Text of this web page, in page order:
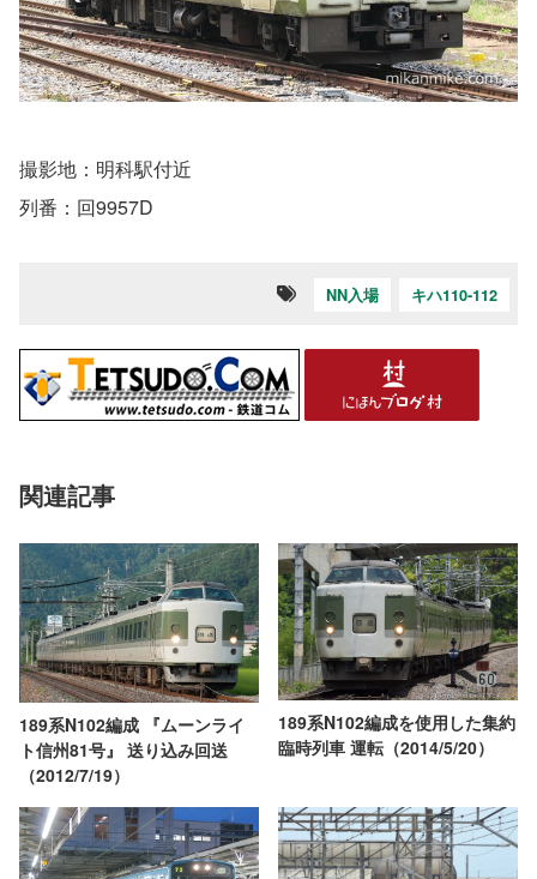
撮影地：明科駅付近
列番：回9957D
NN入場 キハ110-112
関連記事
189系N102編成 『ムーンライ
ト信州81号』 送り込み回送
（2012/7/19）
189系N102編成を使用した集約
臨時列車 運転（2014/5/20）